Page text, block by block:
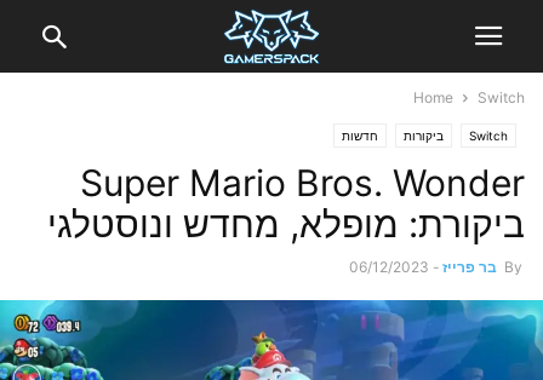
Home Switch
Switch ביקורות חדשות
Super Mario Bros. Wonder
ביקורת: מופלא, מחדש ונוסטלגי
By בר פרייז -
06/12/2023